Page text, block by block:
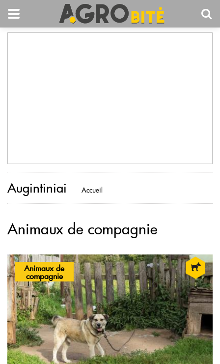
Augintiniai Accueil
Animaux de compagnie
Animaux de
compagnie